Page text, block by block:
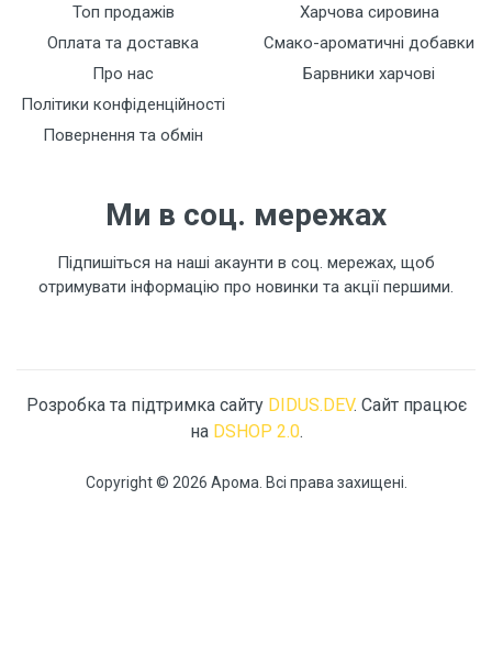
Топ продажів
Оплата та доставка
Про нас
Політики конфіденційності
Повернення та обмін
Харчова сировина
Смако-ароматичні добавки
Барвники харчові
Ми в соц. мережах
Підпишіться на наші акаунти в соц. мережах, щоб
отримувати інформацію про новинки та акції першими.
Copyright © 2026 Арома. Всі права захищені.
Розробка та підтримка сайту DIDUS.DEV. Сайт працює
на DSHOP 2.0.